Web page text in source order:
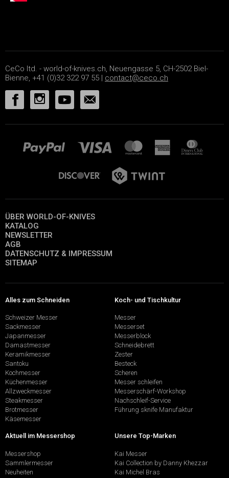
CeCo ltd. - world-of-knives.ch, Neuengasse 5, CH-2502 Biel-
Bienne, +41 (0)32 322 97 55 | contact@ceco.ch
ÜBER WORLD-OF-KNIVES
KATALOG
NEWSLETTER
AGB
DATENSCHUTZ & IMPRESSUM
SITEMAP
Alles zum Schneiden
Schweizer Messer
Sackmesser
Japanmesser
Damastmesser
Keramikmesser
Santoku
Kochmesser
Küchenmesser
Allzweckmesser
Steakmesser
Brotmesser
Käsemesser
Koch- und Tischkultur
Messer
Messerset
Messerblock
Schneidebrett
Zester
Besteck
Scheren
Messer schleifen
Messerschärf-Workshop
Nachschleif-Service
Führung sknife Manufaktur
Aktuell im Messershop
Messershop
Sammlermesser
Neuheiten
Unsere Top-Marken
Kai Messer
Kai Collection by Danny Khezzar
Kai Michel Bras